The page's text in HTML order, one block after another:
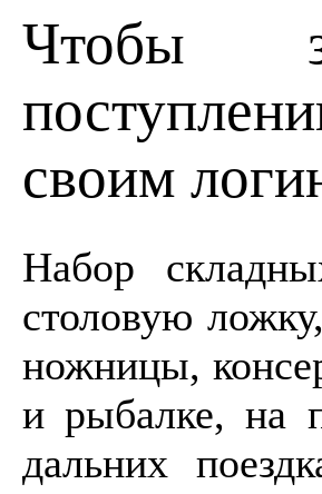
Чтобы
своим
Набор
столовую
ножницы,
и рыбалке, на
дальних